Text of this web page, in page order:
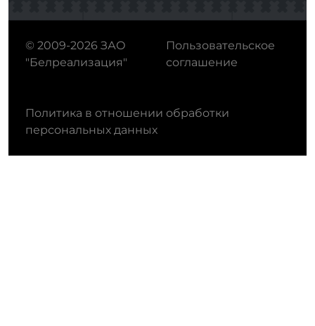
© 2009-2026 ЗАО
"Белреализация"
Пользовательское
соглашение
Политика в отношении обработки
персональных данных